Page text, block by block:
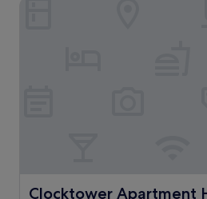
Clocktower Apartment
Clocktower Apartment Hotel